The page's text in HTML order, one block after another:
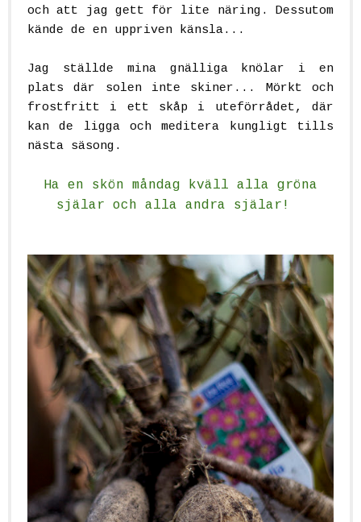
och att jag gett för lite näring. Dessutom
kände de en uppriven känsla...
Jag ställde mina gnälliga knölar i en
plats där solen inte skiner... Mörkt och
frostfritt i ett skåp i uteförrådet, där
kan de ligga och meditera kungligt tills
nästa säsong.
Ha en skön måndag kväll alla gröna
själar och alla andra själar!